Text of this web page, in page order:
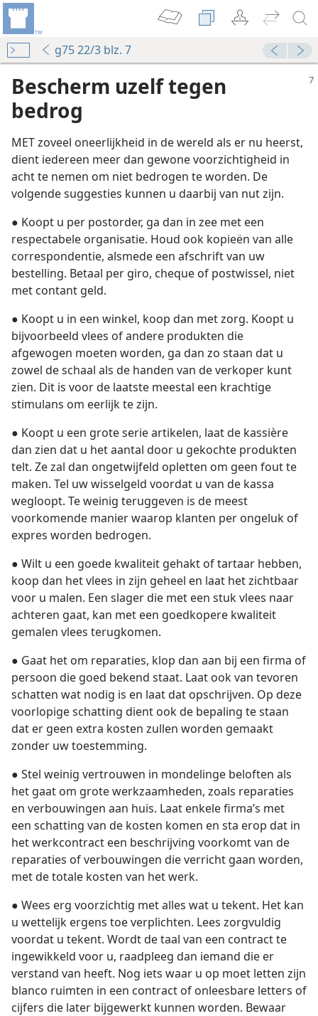
g75 22/3 blz. 7
blijven
Bescherm uzelf tegen
bedrog
MET zoveel oneerlijkheid in de wereld als er nu heerst,
dient iedereen meer dan gewone voorzichtigheid in
acht te nemen om niet bedrogen te worden. De
volgende suggesties kunnen u daarbij van nut zijn.
● Koopt u per postorder, ga dan in zee met een
respectabele organisatie. Houd ook kopieën van alle
correspondentie, alsmede een afschrift van uw
bestelling. Betaal per giro, cheque of postwissel, niet
met contant geld.
● Koopt u in een winkel, koop dan met zorg. Koopt u
bijvoorbeeld vlees of andere produkten die
afgewogen moeten worden, ga dan zo staan dat u
zowel de schaal als de handen van de verkoper kunt
zien. Dit is voor de laatste meestal een krachtige
stimulans om eerlijk te zijn.
● Koopt u een grote serie artikelen, laat de kassière
dan zien dat u het aantal door u gekochte produkten
telt. Ze zal dan ongetwijfeld opletten om geen fout te
maken. Tel uw wisselgeld voordat u van de kassa
wegloopt. Te weinig teruggeven is de meest
voorkomende manier waarop klanten per ongeluk of
expres worden bedrogen.
● Wilt u een goede kwaliteit gehakt of tartaar hebben,
koop dan het vlees in zijn geheel en laat het zichtbaar
voor u malen. Een slager die met een stuk vlees naar
achteren gaat, kan met een goedkopere kwaliteit
gemalen vlees terugkomen.
● Gaat het om reparaties, klop dan aan bij een firma of
persoon die goed bekend staat. Laat ook van tevoren
schatten wat nodig is en laat dat opschrijven. Op deze
voorlopige schatting dient ook de bepaling te staan
dat er geen extra kosten zullen worden gemaakt
zonder uw toestemming.
● Stel weinig vertrouwen in mondelinge beloften als
het gaat om grote werkzaamheden, zoals reparaties
en verbouwingen aan huis. Laat enkele firma’s met
een schatting van de kosten komen en sta erop dat in
het werkcontract een beschrijving voorkomt van de
reparaties of verbouwingen die verricht gaan worden,
met de totale kosten van het werk.
● Wees erg voorzichtig met alles wat u tekent. Het kan
u wettelijk ergens toe verplichten. Lees zorgvuldig
voordat u tekent. Wordt de taal van een contract te
ingewikkeld voor u, raadpleeg dan iemand die er
verstand van heeft. Nog iets waar u op moet letten zijn
blanco ruimten in een contract of onleesbare letters of
cijfers die later bijgewerkt kunnen worden. Bewaar